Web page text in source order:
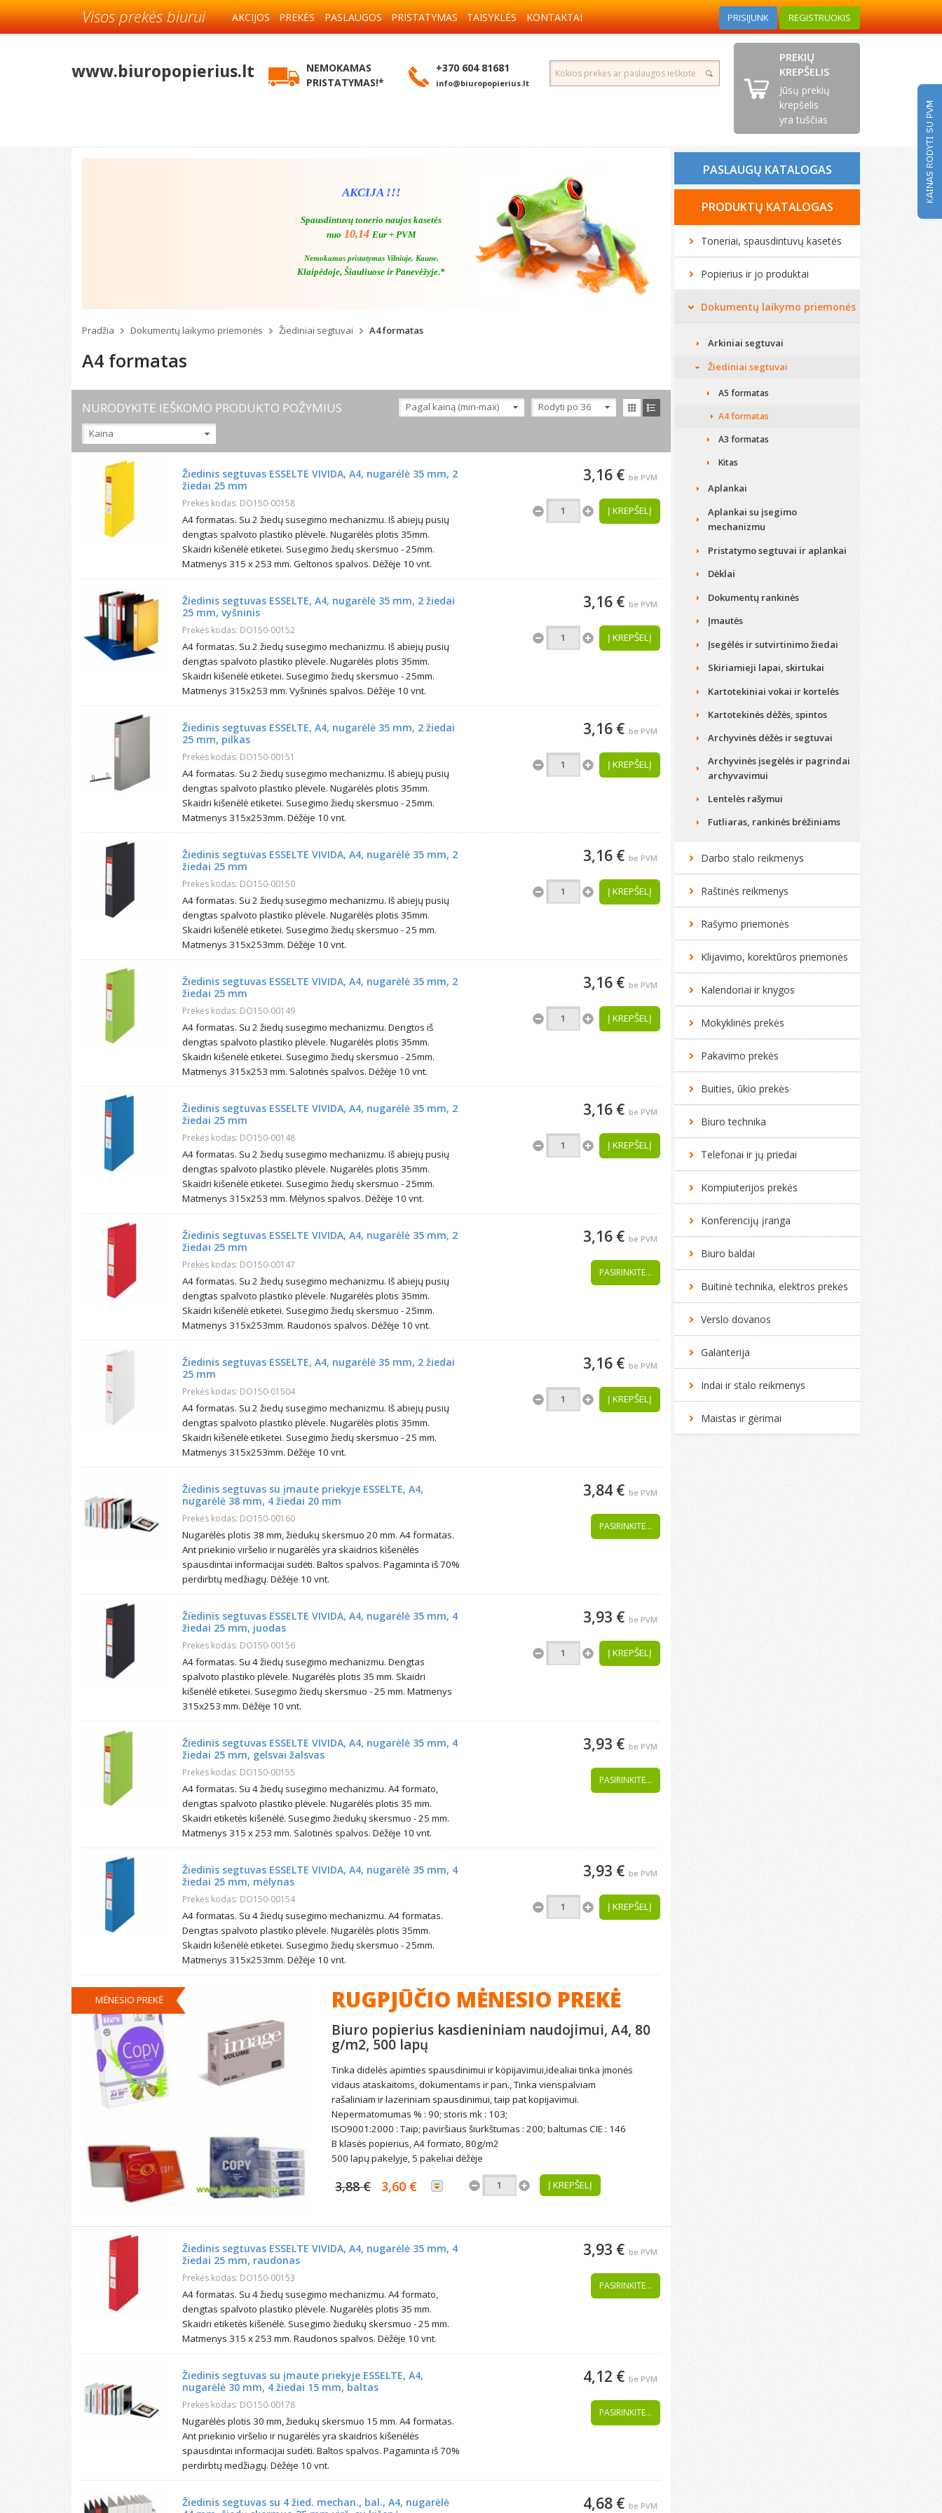
Visos prekės biurui AKCIJOS PREKĖS PASLAUGOS PRISTATYMAS TAISYKLĖS KONTAKTAI PRISIJUNK REGISTRUOKIS
www.biuropopierius.lt
NEMOKAMAS
PRISTATYMAS!*
+370 604 81681
info@biuropopierius.lt
PREKIŲ
KREPŠELIS
Jūsų prekių
krepšelis
yra tuščias
AKCIJA !!!
Spausdintuvų tonerio naujos kasetės
nuo 10,14 Eur + PVM
Nemokamas pristatymas Vilniuje, Kaune,
Klaipėdoje, Šiauliuose ir Panevėžyje.*
Pradžia Dokumentų laikymo priemonės Žiediniai segtuvai A4 formatas
A4 formatas
NURODYKITE IEŠKOMO PRODUKTO POŽYMIUS Pagal kainą (min-max) Rodyti po 36
Kaina
Žiedinis segtuvas ESSELTE VIVIDA, A4, nugarėlė 35 mm, 2
žiedai 25 mm
Prekės kodas: DO150-00158
A4 formatas. Su 2 žiedų susegimo mechanizmu. Iš abiejų pusių
dengtas spalvoto plastiko plėvele. Nugarėlės plotis 35mm.
Skaidri kišenėlė etiketei. Susegimo žiedų skersmuo - 25mm.
Matmenys 315 x 253 mm. Geltonos spalvos. Dėžėje 10 vnt.
3,16 € be PVM
Į KREPŠELĮ
Žiedinis segtuvas ESSELTE, A4, nugarėlė 35 mm, 2 žiedai
25 mm, vyšninis
Prekės kodas: DO150-00152
A4 formatas. Su 2 žiedų susegimo mechanizmu. Iš abiejų pusių
dengtas spalvoto plastiko plėvele. Nugarėlės plotis 35mm.
Skaidri kišenėlė etiketei. Susegimo žiedų skersmuo - 25mm.
Matmenys 315x253 mm. Vyšninės spalvos. Dėžėje 10 vnt.
3,16 € be PVM
Į KREPŠELĮ
Žiedinis segtuvas ESSELTE, A4, nugarėlė 35 mm, 2 žiedai
25 mm, pilkas
Prekės kodas: DO150-00151
A4 formatas. Su 2 žiedų susegimo mechanizmu. Iš abiejų pusių
dengtas spalvoto plastiko plėvele. Nugarėlės plotis 35mm.
Skaidri kišenėlė etiketei. Susegimo žiedų skersmuo - 25mm.
Matmenys 315x253mm. Dėžėje 10 vnt.
3,16 € be PVM
Į KREPŠELĮ
Žiedinis segtuvas ESSELTE VIVIDA, A4, nugarėlė 35 mm, 2
žiedai 25 mm
Prekės kodas: DO150-00150
A4 formatas. Su 2 žiedų susegimo mechanizmu. Iš abiejų pusių
dengtas spalvoto plastiko plėvele. Nugarėlės plotis 35mm.
Skaidri kišenėlė etiketei. Susegimo žiedų skersmuo - 25 mm.
Matmenys 315x253mm. Dėžėje 10 vnt.
3,16 € be PVM
Į KREPŠELĮ
Žiedinis segtuvas ESSELTE VIVIDA, A4, nugarėlė 35 mm, 2
žiedai 25 mm
Prekės kodas: DO150-00149
A4 formatas. Su 2 žiedų susegimo mechanizmu. Dengtos iš
dengtas spalvoto plastiko plėvele. Nugarėlės plotis 35mm.
Skaidri kišenėlė etiketei. Susegimo žiedų skersmuo - 25mm.
Matmenys 315x253 mm. Salotinės spalvos. Dėžėje 10 vnt.
3,16 € be PVM
Į KREPŠELĮ
Žiedinis segtuvas ESSELTE VIVIDA, A4, nugarėlė 35 mm, 2
žiedai 25 mm
Prekės kodas: DO150-00148
A4 formatas. Su 2 žiedų susegimo mechanizmu. Iš abiejų pusių
dengtas spalvoto plastiko plėvele. Nugarėlės plotis 35mm.
Skaidri kišenėlė etiketei. Susegimo žiedų skersmuo - 25mm.
Matmenys 315x253 mm. Mėlynos spalvos. Dėžėje 10 vnt.
3,16 € be PVM
Į KREPŠELĮ
Žiedinis segtuvas ESSELTE VIVIDA, A4, nugarėlė 35 mm, 2
žiedai 25 mm
Prekės kodas: DO150-00147
A4 formatas. Su 2 žiedų susegimo mechanizmu. Iš abiejų pusių
dengtas spalvoto plastiko plėvele. Nugarėlės plotis 35mm.
Skaidri kišenėlė etiketei. Susegimo žiedų skersmuo - 25mm.
Matmenys 315x253mm. Raudonos spalvos. Dėžėje 10 vnt.
3,16 € be PVM
PASIRINKITE...
Žiedinis segtuvas ESSELTE, A4, nugarėlė 35 mm, 2 žiedai
25 mm
Prekės kodas: DO150-01504
A4 formatas. Su 2 žiedų susegimo mechanizmu. Iš abiejų pusių
dengtas spalvoto plastiko plėvele. Nugarėlės plotis 35mm.
Skaidri kišenėlė etiketei. Susegimo žiedų skersmuo - 25 mm.
Matmenys 315x253mm. Dėžėje 10 vnt.
3,16 € be PVM
Į KREPŠELĮ
Žiedinis segtuvas su įmaute priekyje ESSELTE, A4,
nugarėlė 38 mm, 4 žiedai 20 mm
Prekės kodas: DO150-00160
Nugarėlės plotis 38 mm, žiedukų skersmuo 20 mm. A4 formatas.
Ant priekinio viršelio ir nugarėlės yra skaidrios kišenėlės
spausdintai informacijai sudėti. Baltos spalvos. Pagaminta iš 70%
perdirbtų medžiagų. Dėžėje 10 vnt.
3,84 € be PVM
PASIRINKITE...
Žiedinis segtuvas ESSELTE VIVIDA, A4, nugarėlė 35 mm, 4
žiedai 25 mm, juodas
Prekės kodas: DO150-00156
A4 formatas. Su 4 žiedų susegimo mechanizmu. Dengtas
spalvoto plastiko plėvele. Nugarėlės plotis 35 mm. Skaidri
kišenėlė etiketei. Susegimo žiedų skersmuo - 25 mm. Matmenys
315x253 mm. Dėžėje 10 vnt.
3,93 € be PVM
Į KREPŠELĮ
Žiedinis segtuvas ESSELTE VIVIDA, A4, nugarėlė 35 mm, 4
žiedai 25 mm, gelsvai žalsvas
Prekės kodas: DO150-00155
A4 formatas. Su 4 žiedų susegimo mechanizmu. A4 formato,
dengtas spalvoto plastiko plėvele. Nugarėlės plotis 35 mm.
Skaidri etiketės kišenėlė. Susegimo žiedukų skersmuo - 25 mm.
Matmenys 315 x 253 mm. Salotinės spalvos. Dėžėje 10 vnt.
3,93 € be PVM
PASIRINKITE...
Žiedinis segtuvas ESSELTE VIVIDA, A4, nugarėlė 35 mm, 4
žiedai 25 mm, mėlynas
Prekės kodas: DO150-00154
A4 formatas. Su 4 žiedų susegimo mechanizmu. A4 formatas.
Dengtas spalvoto plastiko plėvele. Nugarėlės plotis 35mm.
Skaidri kišenėlė etiketei. Susegimo žiedų skersmuo - 25mm.
Matmenys 315x253mm. Dėžėje 10 vnt.
3,93 € be PVM
Į KREPŠELĮ
MĖNESIO PREKĖ RUGPJŪČIO MĖNESIO PREKĖ
Biuro popierius kasdieniniam naudojimui, A4, 80
g/m2, 500 lapų
Tinka didelės apimties spausdinimui ir kopijavimui,idealiai tinka įmonės
vidaus ataskaitoms, dokumentams ir pan., Tinka vienspalviam
rašaliniam ir lazeriniam spausdinimui, taip pat kopijavimui.
Nepermatomumas % : 90; storis mk : 103;
ISO9001:2000 : Taip; paviršiaus šiurkštumas : 200; baltumas CIE : 146
B klasės popierius, A4 formato, 80g/m2
500 lapų pakelyje, 5 pakeliai dėžėje
3,88 € 3,60 € Į KREPŠELĮ
Žiedinis segtuvas ESSELTE VIVIDA, A4, nugarėlė 35 mm, 4
žiedai 25 mm, raudonas
Prekės kodas: DO150-00153
A4 formatas. Su 4 žiedų susegimo mechanizmu. A4 formato,
dengtas spalvoto plastiko plėvele. Nugarėlės plotis 35 mm.
Skaidri etiketės kišenėlė. Susegimo žiedukų skersmuo - 25 mm.
Matmenys 315 x 253 mm. Raudonos spalvos. Dėžėje 10 vnt.
3,93 € be PVM
PASIRINKITE...
Žiedinis segtuvas su įmaute priekyje ESSELTE, A4,
nugarėlė 30 mm, 4 žiedai 15 mm, baltas
Prekės kodas: DO150-00178
Nugarėlės plotis 30 mm, žiedukų skersmuo 15 mm. A4 formatas.
Ant priekinio viršelio ir nugarėlės yra skaidrios kišenėlės
spausdintai informacijai sudėti. Baltos spalvos. Pagaminta iš 70%
perdirbtų medžiagų. Dėžėje 10 vnt.
4,12 € be PVM
PASIRINKITE...
Žiedinis segtuvas su 4 žied. mechan., bal., A4, nugarėlė
4,68 € be PVM
PASLAUGŲ KATALOGAS
Tonerio kasečių pildymas
Spausdintuvų remontas
Biuro technikos remontas
Kompiuterių remontas
PRODUKTŲ KATALOGAS
Toneriai, spausdintuvų kasetės
Popierius ir jo produktai
Dokumentų laikymo priemonės
Arkiniai segtuvai
Žiediniai segtuvai
A5 formatas
A4 formatas
A3 formatas
Kitas
Aplankai
Aplankai su įsegimo
mechanizmu
Pristatymo segtuvai ir aplankai
Dėklai
Dokumentų rankinės
Įmautės
Įsegėlės ir sutvirtinimo žiedai
Skiriamieji lapai, skirtukai
Kartotekiniai vokai ir kortelės
Kartotekinės dėžės, spintos
Archyvinės dėžės ir segtuvai
Archyvinės įsegėlės ir pagrindai
archyvavimui
Lentelės rašymui
Futliaras, rankinės brėžiniams
Darbo stalo reikmenys
Raštinės reikmenys
Rašymo priemonės
Klijavimo, korektūros priemonės
Kalendoriai ir knygos
Mokyklinės prekės
Pakavimo prekės
Buities, ūkio prekės
Biuro technika
Telefonai ir jų priedai
Kompiuterijos prekės
Konferencijų įranga
Biuro baldai
Buitinė technika, elektros prekės
Verslo dovanos
Galanterija
Indai ir stalo reikmenys
Maistas ir gėrimai